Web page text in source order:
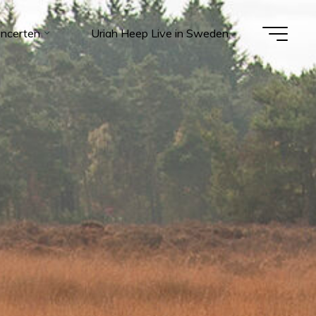
Uriah Heep Live in Sweden